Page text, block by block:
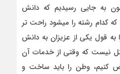
به جایی رسیدیم که دانش
کدام رشته را میشود راحت تر
به قول یکی از عزیزان به دانش
نیست که وقتی از خدمات آن
کنیم، وطن را باید ساخت و